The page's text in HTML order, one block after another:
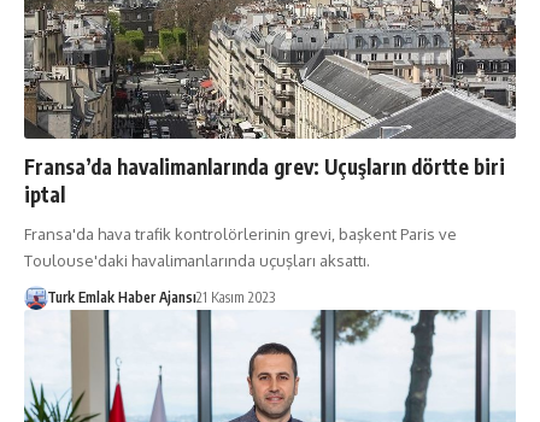
Fransa’da havalimanlarında grev: Uçuşların dörtte biri
iptal
Fransa'da hava trafik kontrolörlerinin grevi, başkent Paris ve
Toulouse'daki havalimanlarında uçuşları aksattı.
Turk Emlak Haber Ajansı21 Kasım 2023